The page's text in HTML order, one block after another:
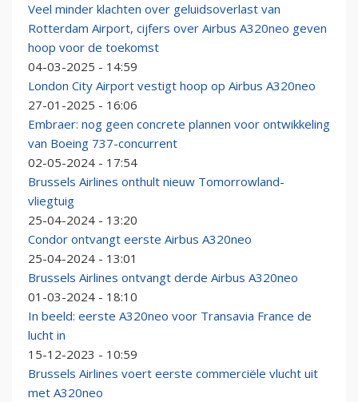
Veel minder klachten over geluidsoverlast van
Rotterdam Airport, cijfers over Airbus A320neo geven
hoop voor de toekomst
04-03-2025 - 14:59
London City Airport vestigt hoop op Airbus A320neo
27-01-2025 - 16:06
Embraer: nog geen concrete plannen voor ontwikkeling
van Boeing 737-concurrent
02-05-2024 - 17:54
Brussels Airlines onthult nieuw Tomorrowland-
vliegtuig
25-04-2024 - 13:20
Condor ontvangt eerste Airbus A320neo
25-04-2024 - 13:01
Brussels Airlines ontvangt derde Airbus A320neo
01-03-2024 - 18:10
In beeld: eerste A320neo voor Transavia France de
lucht in
15-12-2023 - 10:59
Brussels Airlines voert eerste commerciële vlucht uit
met A320neo